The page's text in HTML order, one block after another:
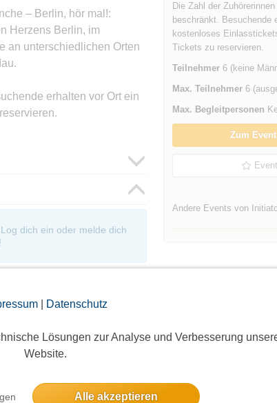
| Datenschutz
Lösungen zur Analyse und Verbesserung
Website.
Alle akzeptieren
– Berlin, hör mal!:
Herzens Berlin, im
an unterschiedlichen Orten
erhalten vor Ort ein
dich ein oder melde dich
Die Zahl der
beschränkt. Besuchende
kostenloses
Tickets zu reservieren.
Teilnehmer6 (keine
Max. Teilnehmer6
Max. Begleitpersonen
Zum
Andere Events von